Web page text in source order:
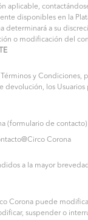
aplicable,
disponibles en la
determinará a su
o modificación del
Términos y Condiciones,
devolución, los Usuarios
(formulario de contacto)
Corona
a la mayor
Corona puede
suspender o